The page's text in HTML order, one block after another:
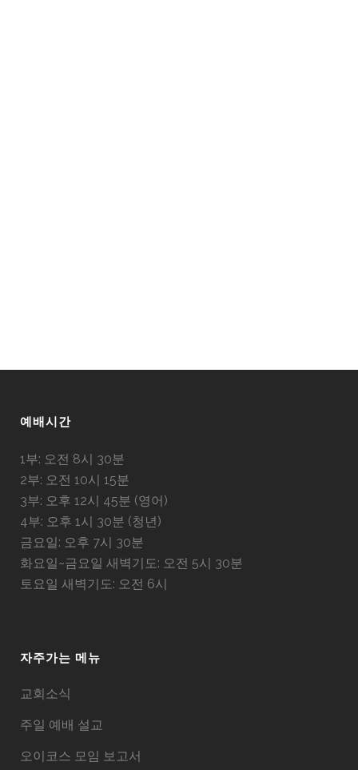
예배시간
1부: 오전 8시 30분
2부: 오전 10시 15분
3부: 오후 12시 45분 (영어)
4부: 오후 1시 30분 (청년)
금요일: 오후 7시 30분
화요일~금요일 새벽기도: 오전 5시 30분
토요일 새벽기도: 오전 6시
자주가는 메뉴
교회소식
주일 예배 설교
오이코스 모임 보고서